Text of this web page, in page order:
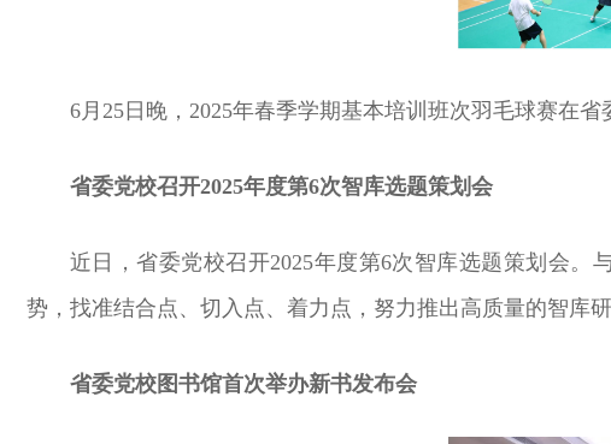
6月25日晚，2025年春季学期基本培训班次羽毛球赛在
省委党校召开2025年度第6次智库选题策划会
近日，省委党校召开2025年度第6次智库选题策划会
势，找准结合点、切入点、着力点，努力推出高质量的智库
省委党校图书馆首次举办新书发布会